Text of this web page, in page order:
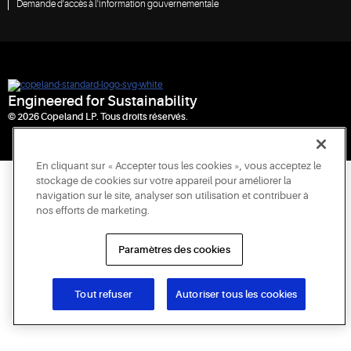
Demande d'accès à l'information gouvernementale
Engineered for Sustainability
© 2026 Copeland LP. Tous droits réservés.
En cliquant sur « Accepter tous les cookies », vous acceptez le
stockage de cookies sur votre appareil pour améliorer la
navigation sur le site, analyser son utilisation et contribuer à
nos efforts de marketing.
Paramètres des cookies
Tout refuser Autoriser tous les cookies